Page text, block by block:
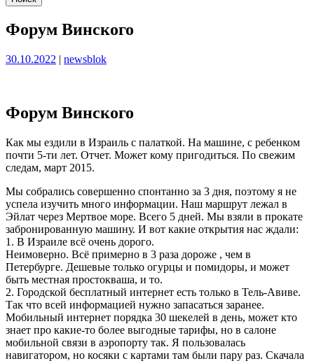
Форум Винского
Опубликовано
30.10.2022 | Опубликовано
newsblok
Форум Винского
Как мы ездили в Израиль с палаткой. На машине, с ребенком
почти 5-ти лет. Отчет. Может кому пригодиться. По свежим
следам, март 2015.
Мы собрались совершенно спонтанно за 3 дня, поэтому я не
успела изучить много информации. Наш маршрут лежал в
Эйлат через Мертвое море. Всего 5 дней. Мы взяли в прокате
забронированную машину. И вот какие открытия нас ждали:
1. В Израиле всё очень дорого.
Неимоверно. Всё примерно в 3 раза дороже , чем в
Петербурге. Дешевые только огурцы и помидоры, и может
быть местная простокваша, и то.
2. Городской бесплатный интернет есть только в Тель-Авиве.
Так что всей информацией нужно запасаться заранее.
Мобильный интернет порядка 30 шекелей в день, может кто
знает про какие-то более выгодные тарифы, но в салоне
мобильной связи в аэропорту так. Я пользовалась
навигатором, но косяки с картами там были пару раз. Скачала